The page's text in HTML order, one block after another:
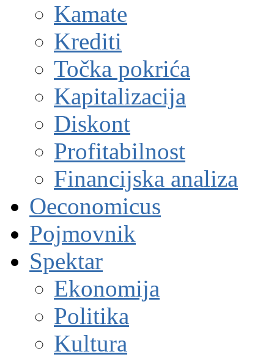
Kamate
Krediti
Točka pokrića
Kapitalizacija
Diskont
Profitabilnost
Financijska analiza
Oeconomicus
Pojmovnik
Spektar
Ekonomija
Politika
Kultura